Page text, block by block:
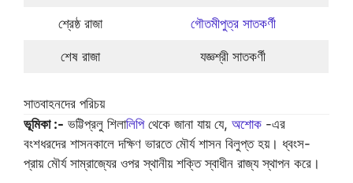
শ্রেষ্ঠ রাজা গৌতমীপুত্র সাতকর্ণী
শেষ রাজা যজ্ঞশ্রী সাতকর্ণী
সাতবাহনদের পরিচয়
ভূমিকা :- ভট্টিপ্রলু শিলালিপিথেকে জানা যায় যে, অশোক -এর
বংশধরদের শাসনকালে দক্ষিণ ভারতে মৌর্য শাসন বিলুপ্ত হয়। ধ্বংস-
প্রায় মৌর্য সাম্রাজ্যের ওপর স্থানীয় শক্তি স্বাধীন রাজ্য স্থাপন করে।